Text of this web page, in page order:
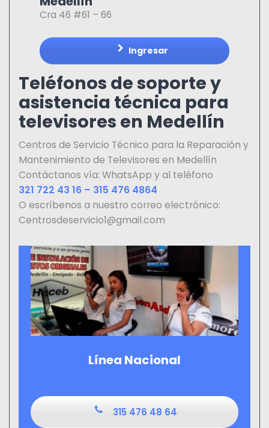
Cra 46 #61 – 66
Ingresar
Teléfonos de soporte y
asistencia técnica para
televisores en Medellín
Centros de Servicio Técnico para la Reparación y
Mantenimiento de Televisores en Medellín
Contáctanos vía: WhatsApp y al teléfono
321 722 43 16 – 315 476 4864
O escríbenos a nuestro correo electrónico:
Centrosdeservicio1@gmail.com
Línea Nacional
315 476 48 64